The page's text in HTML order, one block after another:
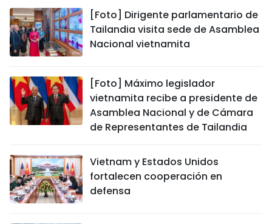
[Foto] Dirigente parlamentario de
Tailandia visita sede de Asamblea
Nacional vietnamita
[Foto] Máximo legislador
vietnamita recibe a presidente de
Asamblea Nacional y de Cámara
de Representantes de Tailandia
Vietnam y Estados Unidos
fortalecen cooperación en
defensa